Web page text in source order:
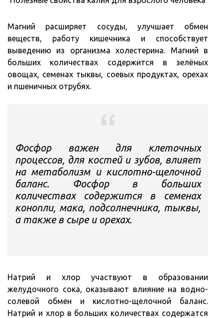
Магний расширяет сосуды, улучшает обмен
веществ, работу кишечника и способствует
выведению из организма холестерина. Магний в
больших количествах содержится в зелёных
овощах, семенах тыквы, соевых продуктах, орехах
и пшеничных отрубях.
Фосфор важен для клеточных
процессов, для костей и зубов, влияет
на метаболизм и кислотно-щелочной
баланс. Фосфор в больших
количествах содержится в семенах
конопли, мака, подсолнечника, тыквы,
а также в сыре и орехах.
Натрий и хлор участвуют в образовании
желудочного сока, оказывают влияние на водно-
солевой обмен и кислотно-щелочной баланс.
Натрий и хлор в больших количествах содержатся